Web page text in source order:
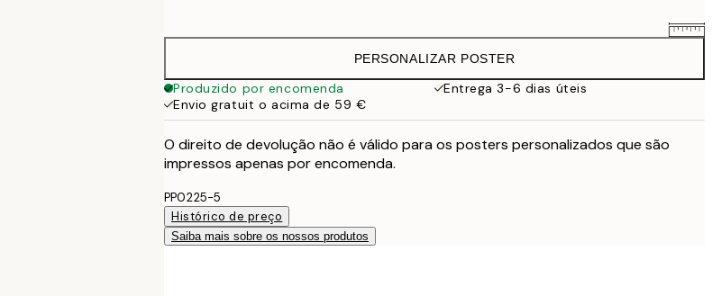
31,95 €
50x70 cm
41,95 €
PERSONALIZAR POSTER
Produzido por encomenda
Entrega 3-6 dias úteis
Envio gratuit o acima de 59 €
O direito de devolução não é válido para os posters personalizados que são
impressos apenas por encomenda.
PP0225-5
Histórico de preço
Saiba mais sobre os nossos produtos